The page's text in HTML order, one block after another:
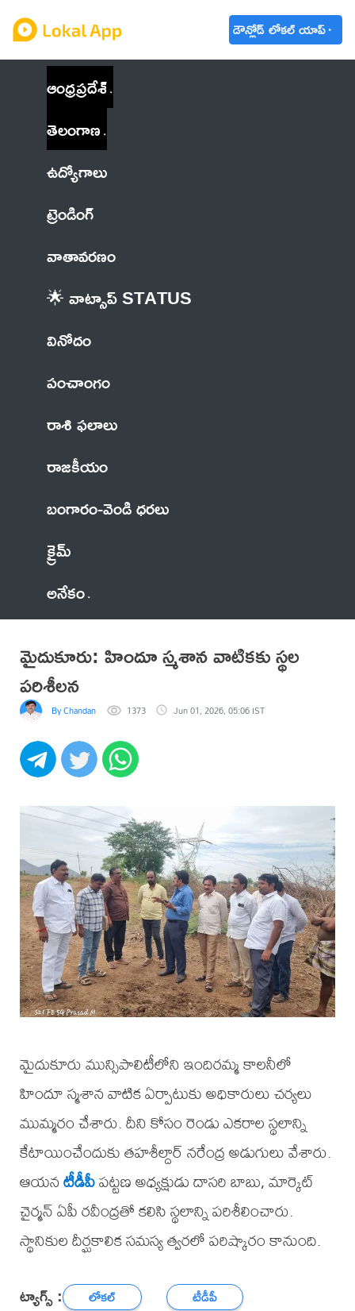
డౌన్లోడ్ లోకల్ యాప్
ఆంధ్రప్రదేశ్
తెలంగాణ
ఉద్యోగాలు
ట్రెండింగ్
వాతావరణం
🌟 వాట్సాప్ STATUS
వినోదం
పంచాంగం
రాశి ఫలాలు
రాజకీయం
బంగారం-వెండి ధరలు
క్రైమ్
అనేకం
మైదుకూరు: హిందూ స్మశాన వాటికకు స్థల
పరిశీలన
By Chandan 1373 Jun 01, 2026, 05:06 IST
మైదుకూరు మున్సిపాలిటీలోని ఇందిరమ్మ కాలనీలో
హిందూ స్మశాన వాటిక ఏర్పాటుకు అధికారులు చర్యలు
ముమ్మరం చేశారు. దీని కోసం రెండు ఎకరాల స్థలాన్ని
కేటాయించేందుకు తహశీల్దార్ నరేంద్ర అడుగులు వేశారు.
ఆయనటీడీపీపట్టణ అధ్యక్షుడు దాసరి బాబు, మార్కెట్
చైర్మన్ ఏపీ రవీంద్రతో కలిసి స్థలాన్ని పరిశీలించారు.
స్థానికుల దీర్ఘకాలిక సమస్య త్వరలో పరిష్కారం కానుంది.
ట్యాగ్స్ : లోకల్ టీడీపీ